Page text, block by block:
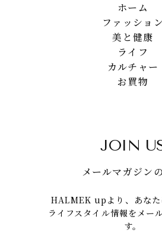
ホーム
ファッション
美と健康
ライフ
カルチャー
お買物
JOIN
メールマガジン
HALMEK upより、あなた
ライフスタイル情報をメー
す。